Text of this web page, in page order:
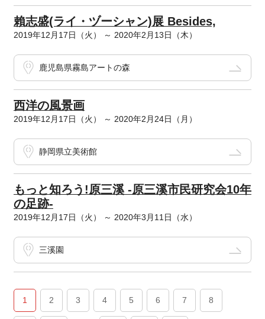
賴志盛(ライ・ヅーシャン)展 Besides,
2019年12月17日（火） ～ 2020年2月13日（木）
鹿児島県霧島アートの森
西洋の風景画
2019年12月17日（火） ～ 2020年2月24日（月）
静岡県立美術館
もっと知ろう!原三溪 -原三溪市民研究会10年
の足跡-
2019年12月17日（火） ～ 2020年3月11日（水）
三溪園
1 2 3 4 5 6 7 8